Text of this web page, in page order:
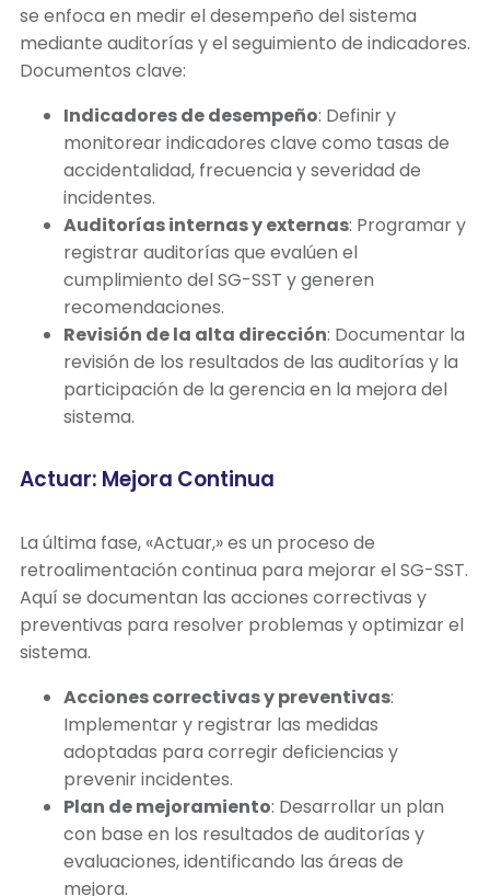
se enfoca en medir el desempeño del sistema
mediante auditorías y el seguimiento de indicadores.
Documentos clave:
Indicadores de desempeño: Definir y
monitorear indicadores clave como tasas de
accidentalidad, frecuencia y severidad de
incidentes.
Auditorías internas y externas: Programar y
registrar auditorías que evalúen el
cumplimiento del SG-SST y generen
recomendaciones.
Revisión de la alta dirección: Documentar la
revisión de los resultados de las auditorías y la
participación de la gerencia en la mejora del
sistema.
Actuar: Mejora Continua
La última fase, «Actuar,» es un proceso de
retroalimentación continua para mejorar el SG-SST.
Aquí se documentan las acciones correctivas y
preventivas para resolver problemas y optimizar el
sistema.
Acciones correctivas y preventivas:
Implementar y registrar las medidas
adoptadas para corregir deficiencias y
prevenir incidentes.
Plan de mejoramiento: Desarrollar un plan
con base en los resultados de auditorías y
evaluaciones, identificando las áreas de
mejora.